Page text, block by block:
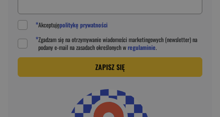
*Akceptujępolitykę prywatności
*Zgadzam się na otrzymywanie wiadomości marketingowych (newsletter) na
podanye-mail na zasadach określonych wregulaminie.
ZAPISZ SIĘ